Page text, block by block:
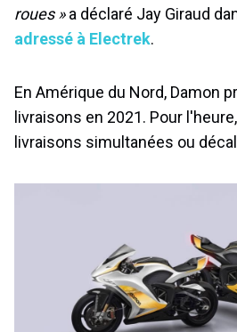
roues »a déclaré Jay Giraud
adressé à Electrek.
En Amérique du Nord, Damon
livraisons en 2021. Pour
livraisons simultanées ou